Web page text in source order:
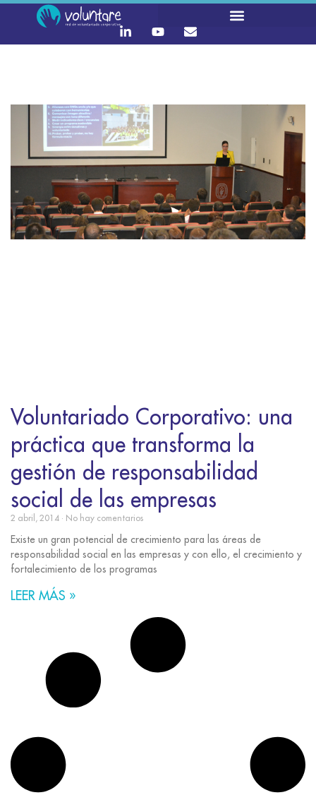
Voluntariado Corporativo: una
práctica que transforma la
gestión de responsabilidad
social de las empresas
2 abril, 2014 No hay comentarios
Existe un gran potencial de crecimiento para las áreas de
responsabilidad social en las empresas y con ello, el crecimiento y
fortalecimiento de los programas
LEER MÁS »